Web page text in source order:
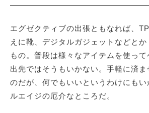
エグゼクティブの出張ともなれば、
えに靴、デジタルガジェットなどと
もの。普段は様々なアイテムを使って
出先ではそうもいかない。手軽に済
のだが、何でもいいというわけにもい
ルエイジの厄介なところだ。
サイトマップ